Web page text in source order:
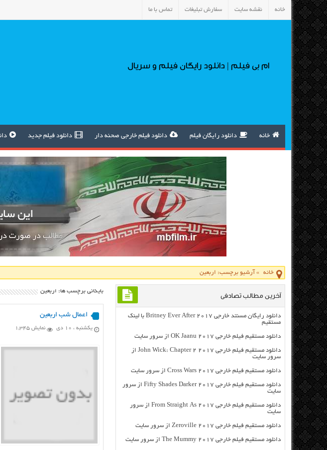
خانه نقشه سایت سفارش تبلیغات تماس با ما
ام بی فیلم | دانلود رایگان فیلم و سریال
خانه دانلود رایگان فیلم دانلود فیلم خارجی صحنه دار دانلود فیلم جدید
خانه » آرشیو برچسب: اربعین
بایگانی برچسب ها: اربعین
اعمال شب اربعین
یکشنبه ، ۱۰ دی نمایش 1,345
آخرین مطالب تصادفی
دانلود رایگان مسنتد خارجی Britney Ever After 2017 با لینک
مستقیم
دانلود مستقیم فیلم خارجی OK Jaanu 2017 از سرور سایت
دانلود مستقیم فیلم خارجی John Wick: Chapter 2 2017 از
سرور سایت
دانلود مستقیم فیلم خارجی Cross Wars 2017 از سرور سایت
دانلود مستقیم فیلم خارجی Fifty Shades Darker 2017 از سرور
سایت
دانلود مستقیم فیلم خارجی From Straight As 2017 از سرور
سایت
دانلود مستقیم فیلم خارجی Zeroville 2017 از سرور سایت
دانلود مستقیم فیلم خارجی The Mummy 2017 از سرور سایت